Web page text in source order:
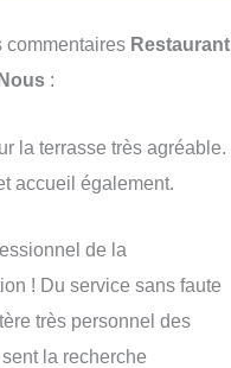
commentaires Restaurant
:
la terrasse très agréable.
accueil également.
de la
! Du service sans faute
très personnel des
la recherche